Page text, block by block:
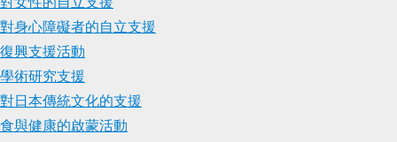
對身心障礙者的自立支援
復興支援活動
學術研究支援
對日本傳統文化的支援
食與健康的啟蒙活動